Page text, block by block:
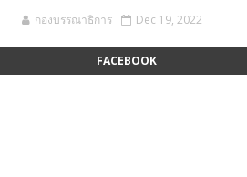
กองบรรณาธิการ Dec 19, 2022
FACEBOOK